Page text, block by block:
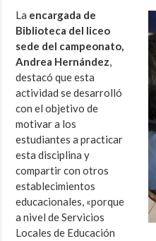
La encargada de
Biblioteca del liceo
sede del campeonato,
Andrea Hernández,
destacó que esta
actividad se desarrolló
con el objetivo de
motivar a los
estudiantes a practicar
esta disciplina y
compartir con otros
establecimientos
educacionales, «porque
a nivel de Servicios
Locales de Educación